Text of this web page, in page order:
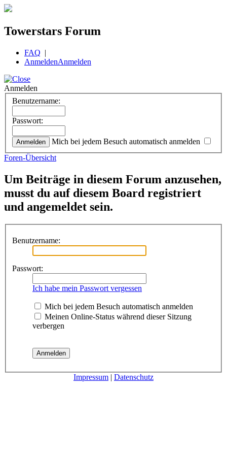
Towerstars Forum
FAQ |
AnmeldenAnmelden
Anmelden
Benutzername:
Passwort:
Mich bei jedem Besuch automatisch anmelden
Foren-Übersicht
Um Beiträge in diesem Forum anzusehen,
musst du auf diesem Board registriert
und angemeldet sein.
Benutzername:
Passwort:
Ich habe mein Passwort vergessen
Mich bei jedem Besuch automatisch anmelden
Meinen Online-Status während dieser Sitzung
verbergen
Impressum | Datenschutz